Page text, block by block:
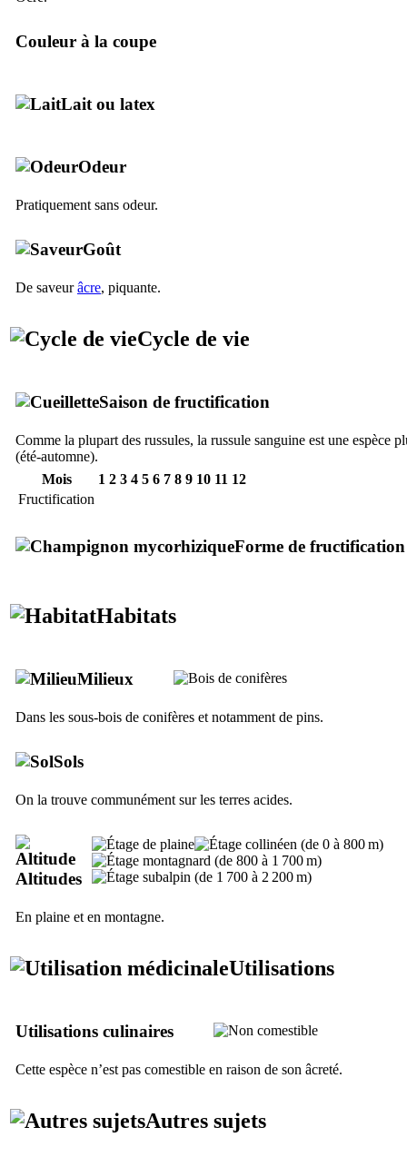
Couleur à la coupe
Lait ou latex
Odeur
Pratiquement sans odeur.
Goût
De saveurâcre, piquante.
Cycle de vie
Saison de fructification
Comme la plupart des russules, la russule sanguine est une espèce
(été-automne).
Mois
1 2 3 4 5 6 7 8 9 10 11 12
Fructification
Forme de fructification
Habitats
Milieux
Dans les sous-bois de conifères et notamment de pins.
Sols
On la trouve communément sur les terres acides.
Altitudes
En plaine et en montagne.
Utilisations
Utilisations culinaires
Cette espèce n’est pas comestible en raison de son âcreté.
Autres sujets